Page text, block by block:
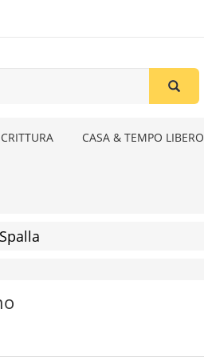
CASA & TEMPO LIBERO